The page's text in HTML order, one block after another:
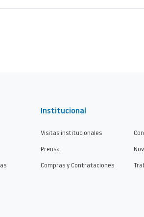
Institucional
Visitas institucionales
Prensa
Compras y Contrataciones